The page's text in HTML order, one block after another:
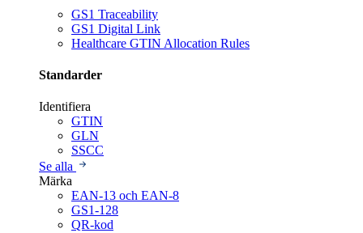
GS1 Traceability
GS1 Digital Link
Healthcare GTIN Allocation Rules
Standarder
Identifiera
GTIN
GLN
SSCC
Se alla
Märka
EAN-13 och EAN-8
GS1-128
QR-kod